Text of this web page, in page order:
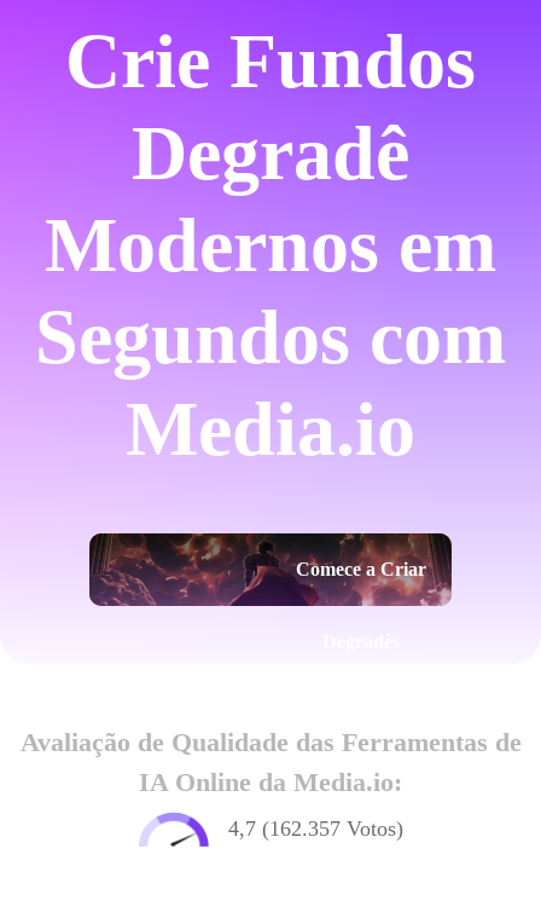
Crie Fundos
Degradê
Modernos em
Segundos com
Media.io
Comece a Criar
Avaliação de Qualidade das Ferramentas de
IA Online da Media.io:
4,7 (162.357 Votos)